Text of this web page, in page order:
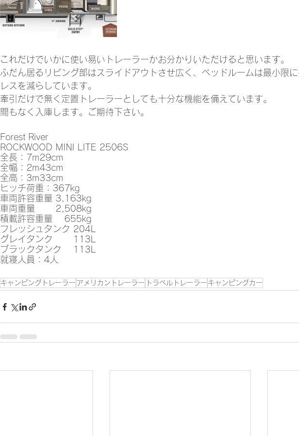
これだけでいかに使い易いトレーラーかお分かりいただけると思います。
ふだん居るリビング部はスライドアウトさせ広く、ベッドルームは最小限
レスを減らしています。
牽引だけで無く定置トレーラーとしても十分な機能を備えています。
間もなく入庫します。ご期待下さい。
Forest River
ROCKWOOD MINI LITE 2506S
全長：7m29cm
全幅：2m43cm
全高：3m33cm
ヒッチ荷重：367kg
車両許容重量 3,163kg
車両重量　　 2,508kg
積載許容重量 　655kg
フレッシュタンク 204L
グレイタンク 　　113L
ブラックタンク 　113L
就寝人員：4人
キャンピングトレーラー アメリカントレーラー トラベルトレーラー キャンピングカー